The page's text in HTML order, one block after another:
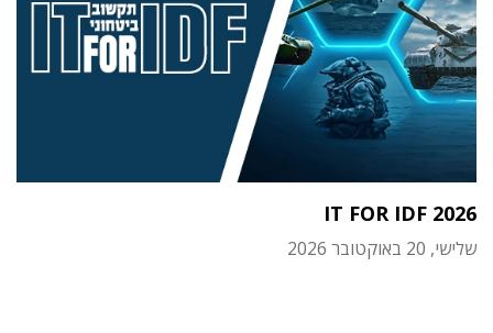
IT FOR IDF 2026
שלישי, 20 באוקטובר 2026